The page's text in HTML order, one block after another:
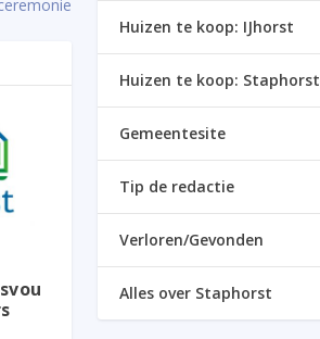
Huizen te koop: IJhorst
Huizen te koop: Staphorst
Gemeentesite
Tip de redactie
Verloren/Gevonden
Alles over Staphorst